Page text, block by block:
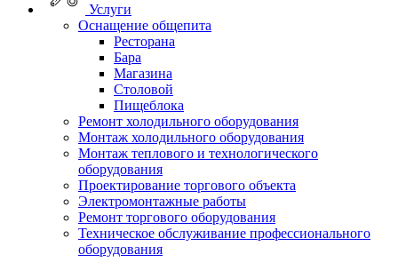
Услуги
Оснащение общепита
Ресторана
Бара
Магазина
Столовой
Пищеблока
Ремонт холодильного оборудования
Монтаж холодильного оборудования
Монтаж теплового и технологического
оборудования
Проектирование торгового объекта
Электромонтажные работы
Ремонт торгового оборудования
Техническое обслуживание профессионального
оборудования